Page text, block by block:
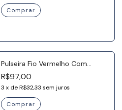
Pulseira Fio Vermelho Com
Coração - Prata 925
R$97,00
3 x deR$32,33 sem juros